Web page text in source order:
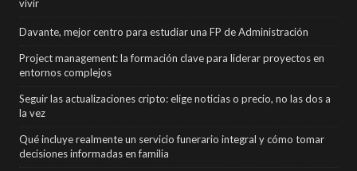
vivir
Davante, mejor centro para estudiar una FP de Administración
Project management: la formación clave para liderar proyectos en
entornos complejos
Seguir las actualizaciones cripto: elige noticias o precio, no las dos a
la vez
Qué incluye realmente un servicio funerario integral y cómo tomar
decisiones informadas en familia